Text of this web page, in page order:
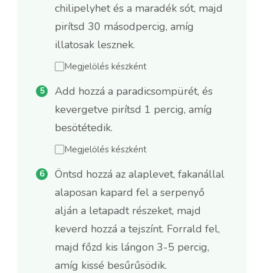
chilipelyhet és a maradék sót, majd
pirítsd 30 másodpercig, amíg
illatosak lesznek.
Megjelölés készként
Add hozzá a paradicsompürét, és
kevergetve pirítsd 1 percig, amíg
besötétedik.
Megjelölés készként
Öntsd hozzá az alaplevet, fakanállal
alaposan kapard fel a serpenyő
alján a letapadt részeket, majd
keverd hozzá a tejszínt. Forrald fel,
majd főzd kis lángon 3-5 percig,
amíg kissé besűrűsödik.